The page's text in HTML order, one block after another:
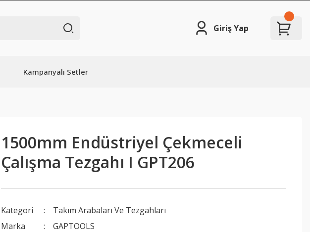
Giriş Yap
Kampanyalı Setler
1500mm Endüstriyel Çekmeceli
Çalışma Tezgahı I GPT206
Kategori
Takım Arabaları Ve Tezgahları
Marka
GAPTOOLS